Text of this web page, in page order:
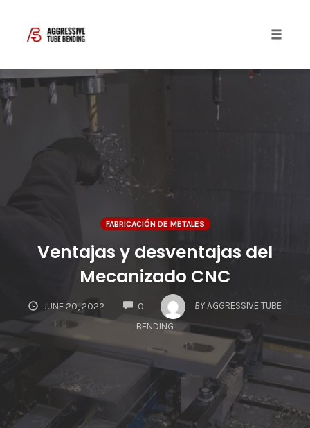
Skip
to
content
FABRICACIÓN DE METALES
Ventajas y desventajas del
Mecanizado CNC
JUNE 20, 2022 0
COMMENTS
BY AGGRESSIVE TUBE
BENDING